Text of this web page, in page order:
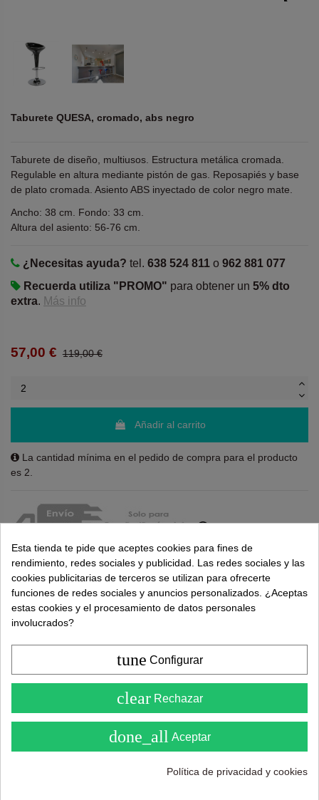
Taburete QUESA, cromado, abs negro
Taburete de diseño, multiusos. Estructura metálica cromada.
Regulable en altura mediante pistón de gas. Reposapiés y base
de plato cromada. Asiento ABS inyectado de color negro mate.
Ancho: 38 cm. Fondo: 33 cm.
Altura del asiento: 56-76 cm.
¿Necesitas ayuda? tel. 638 524 811 o 962 881 077
Recuerda utiliza "PROMO" para obtener un 5% dto
extra. Más info
57,00 € 119,00 €
Añadir al carrito
La cantidad mínima en el pedido de compra para el producto
es 2.
Puntuaciones y opiniones de nuestros clientes
Sea el primero en compartirnos su opinión
Descripción
El taburete AUSTIN de diseño multiusos cuenta con un asiento
de plástico resistente y duradero, es ideal para resistir el uso
Esta tienda te pide que aceptes cookies para fines de
rendimiento, redes sociales y publicidad. Las redes sociales y las
cookies publicitarias de terceros se utilizan para ofrecerte
funciones de redes sociales y anuncios personalizados. ¿Aceptas
estas cookies y el procesamiento de datos personales
involucrados?
tune Configurar
clear Rechazar
done_all Aceptar
Política de privacidad y cookies